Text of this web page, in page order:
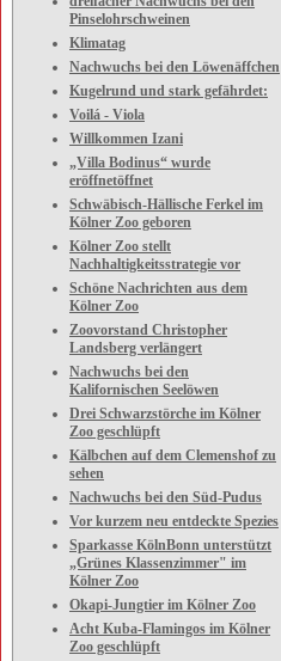
Pinselohrschweinen
Klimatag
Nachwuchs bei den Löwenäffchen
Kugelrund und stark gefährdet:
Voilá - Viola
Willkommen Izani
„Villa Bodinus“ wurde
eröffnetöffnet
Schwäbisch-Hällische Ferkel im
Kölner Zoo geboren
Kölner Zoo stellt
Nachhaltigkeitsstrategie vor
Schöne Nachrichten aus dem
Kölner Zoo
Zoovorstand Christopher
Landsberg verlängert
Nachwuchs bei den
Kalifornischen Seelöwen
Drei Schwarzstörche im Kölner
Zoo geschlüpft
Kälbchen auf dem Clemenshof zu
sehen
Nachwuchs bei den Süd-Pudus
Vor kurzem neu entdeckte Spezies
Sparkasse KölnBonn unterstützt
„Grünes Klassenzimmer" im
Kölner Zoo
Okapi-Jungtier im Kölner Zoo
Acht Kuba-Flamingos im Kölner
Zoo geschlüpft